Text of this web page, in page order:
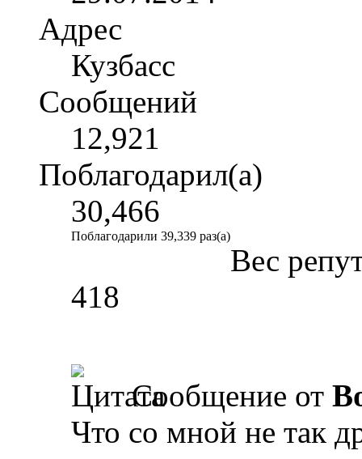
Адрес
Кузбасс
Сообщений
12,921
Поблагодарил(а)
30,466
Поблагодарили 39,339 раз(а)
Вес
418
Сообщение от
Что со мной не так